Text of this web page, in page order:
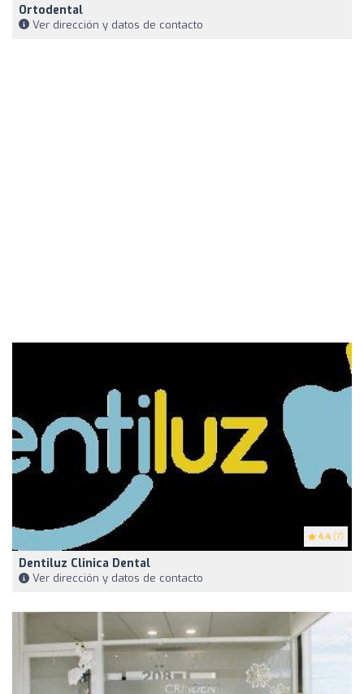
Ortodental
Ver dirección y datos de contacto
4.4 (7)
Dentiluz Clinica Dental
Ver dirección y datos de contacto